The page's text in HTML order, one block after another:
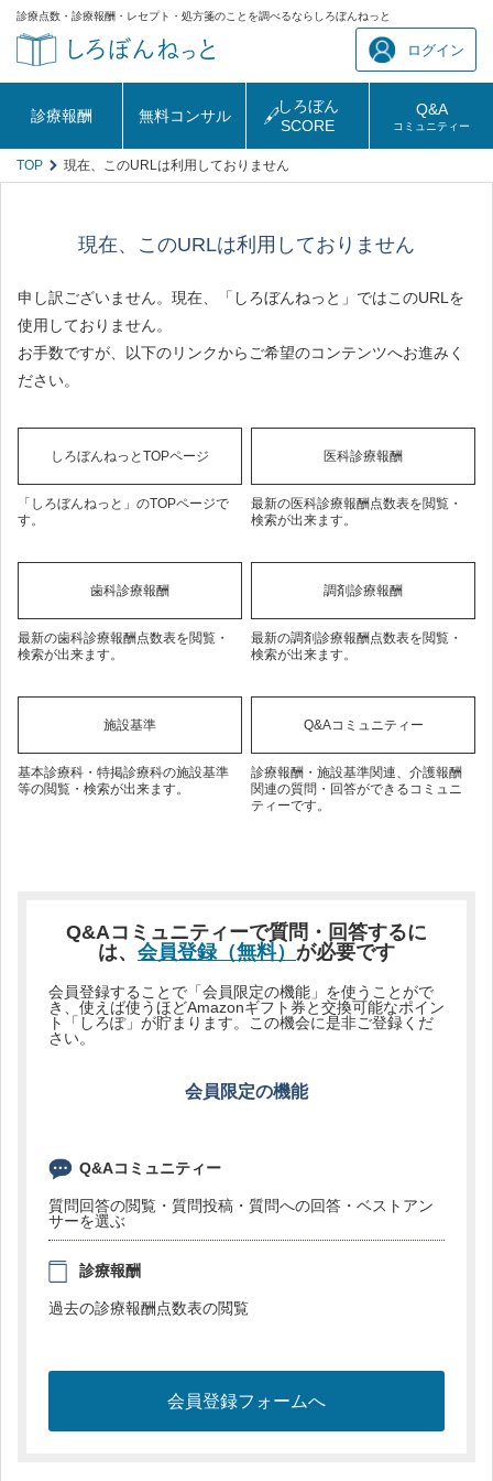
診療点数・診療報酬・レセプト・処方箋のことを調べるならしろぼんねっと
ログイン
診療報酬 無料コンサル
しろぼん
SCORE
Q&A
コミュニティー
TOP 現在、このURLは利用しておりません
現在、このURLは利用しておりません
申し訳ございません。現在、「しろぼんねっと」ではこのURLを
使用しておりません。
お手数ですが、以下のリンクからご希望のコンテンツへお進みく
ださい。
しろぼんねっとTOPページ
「しろぼんねっと」のTOPページで
す。
医科診療報酬
最新の医科診療報酬点数表を閲覧・
検索が出来ます。
歯科診療報酬
最新の歯科診療報酬点数表を閲覧・
検索が出来ます。
調剤診療報酬
最新の調剤診療報酬点数表を閲覧・
検索が出来ます。
施設基準
基本診療科・特掲診療科の施設基準
等の閲覧・検索が出来ます。
Q&Aコミュニティー
診療報酬・施設基準関連、介護報酬
関連の質問・回答ができるコミュニ
ティーです。
Q&Aコミュニティーで質問・回答するに
は、 会員登録（無料） が必要です
会員登録することで「会員限定の機能」を使うことがで
き、使えば使うほどAmazonギフト券と交換可能なポイン
ト「しろぽ」が貯まります。この機会に是非ご登録くだ
さい。
会員限定の機能
Q&Aコミュニティー
質問回答の閲覧・質問投稿・質問への回答・ベストアン
サーを選ぶ
診療報酬
過去の診療報酬点数表の閲覧
会員登録フォームへ